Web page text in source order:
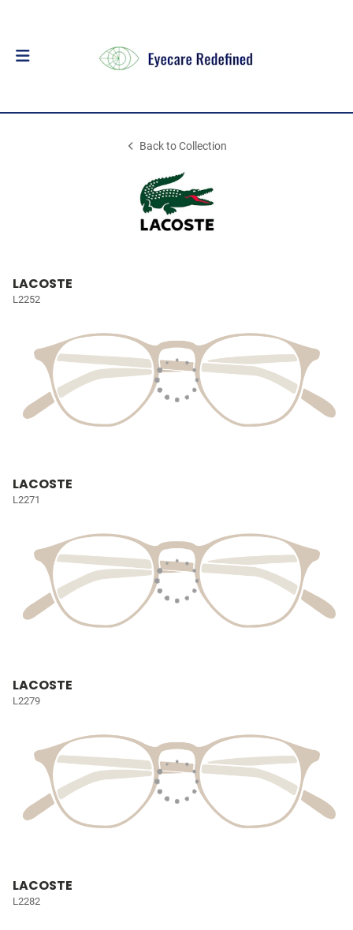
Back to Collection
LACOSTE
L2252
LACOSTE
L2271
LACOSTE
L2279
LACOSTE
L2282